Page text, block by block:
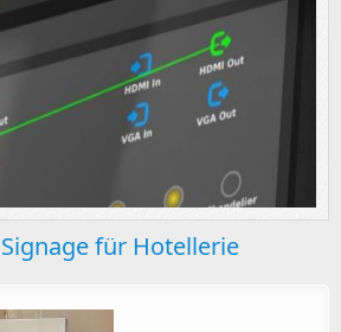
für Hotellerie